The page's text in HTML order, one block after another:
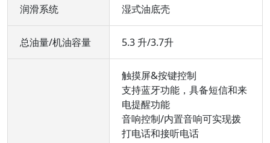
润滑系统 湿式油底壳
总油量/机油容量 5.3 升/3.7升
触摸屏&按键控制
支持蓝牙功能，具备短信和来
电提醒功能
音响控制/内置音响可实现拨
打电话和接听电话